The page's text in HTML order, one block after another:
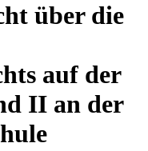
über die
auf der
II an der